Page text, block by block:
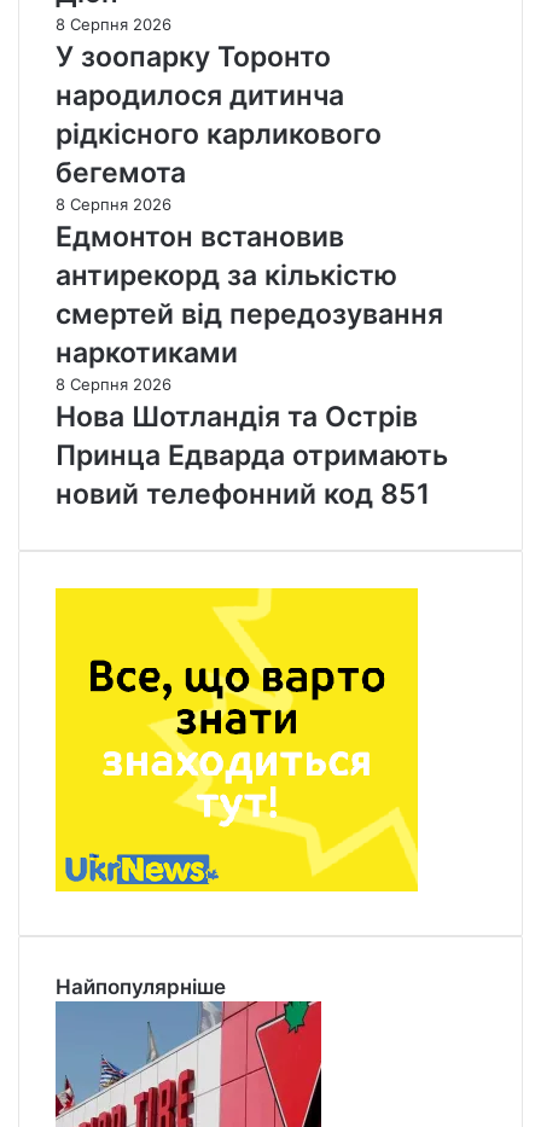
8 Серпня 2026
У зоопарку Торонто
народилося дитинча
рідкісного карликового
бегемота
8 Серпня 2026
Едмонтон встановив
антирекорд за кількістю
смертей від передозування
наркотиками
8 Серпня 2026
Нова Шотландія та Острів
Принца Едварда отримають
новий телефонний код 851
Найпопулярніше